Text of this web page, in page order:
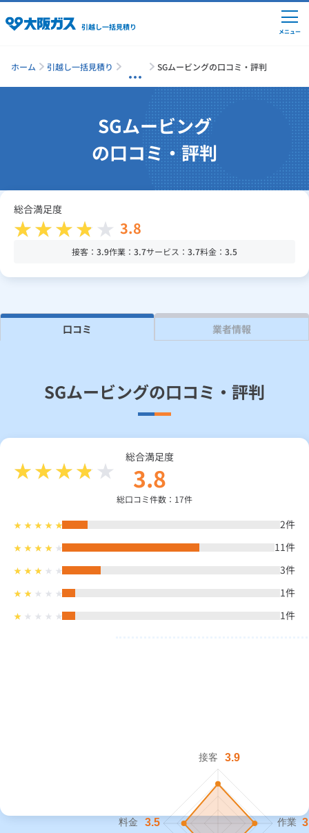
引越し一括見積り
引越し費用の相場
単身の引越し
引越し業者ランキング
見積り依頼
Daigasコラム
総合TOP 業務用・産業用のお客さま 企業情報
利用規約
メニュー
ホーム 引越し一括見積り SGムービングの口コミ・評判
SGムービング
の口コミ・評判
総合満足度
3.8
接客： 3.9作業： 3.7サービス： 3.7料金： 3.5
口コミ 業者情報
SGムービングの口コミ・評判
総合満足度
3.8
総口コミ件数：17件
2件
11件
3件
1件
1件